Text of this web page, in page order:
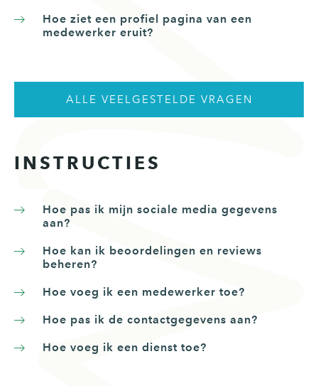
Hoe ziet een profiel pagina van een
medewerker eruit?
ALLE VEELGESTELDE VRAGEN
INSTRUCTIES
Hoe pas ik mijn sociale media gegevens
aan?
Hoe kan ik beoordelingen en reviews
beheren?
Hoe voeg ik een medewerker toe?
Hoe pas ik de contactgegevens aan?
Hoe voeg ik een dienst toe?